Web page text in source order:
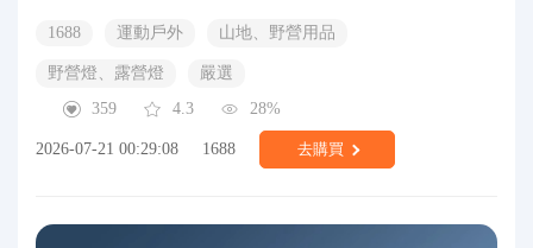
1688 運動戶外 山地、野營用品
野營燈、露營燈
嚴選
359
4.3 28%
2026-07-21 00:29:08 1688 去購買